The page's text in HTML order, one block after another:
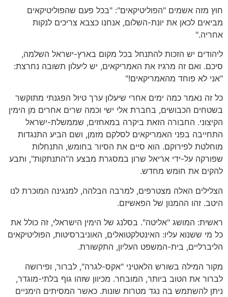
חוץ מזה אשמים "הפוליטיקאים": "בכל פעם שהפוליטיקאים
מביאים לכאן את יונת-השלום, אנחנו כצבא צריכים לנקות
אחריה."
ליהודים יש הזכות להתנחל בכל מקום בארץ-ישראל השלמה,
סיכם. ואם זה מרגיז את האמריקאים, יש ליעלון תשובה נחרצת:
"אני לא פוחד מהאמריקאים!"
כל זה נאמר כמה ימים אחרי שיעלון ערך טיול הפגנתי מתוקשר
בשטחים הכבושים, בחברת אלי ישי וכמה שרים אחרים מן הימין
הקיצוני. החבורה הזאת ביקרה במאחזים, שממשלת-ישראל
התחייבה בפני האמריקאים לסלקם מזמן, ושם הביע התנגדות
מוחלטת לפירוקם. הוא סיים את הסיור בחומש, התנחלות
שפורקה על-ידי אריאל שרון במסגרת מבצע ה"התנתקות", ותבע
להקים את חומש מחדש.
הצלילים האלה מצטרפים, למרבה הבלהה, למנגינה המוכרת לנו
היטב. זהו ההמנון של הפאשיזם.
ראשית: המושג "אליטה". בסלנג של הימין הישראלי, זה כולל את
כל מי ששנוא עליו: האינטלקטואלים, האוניברסיטות, הפוליטיקאים
הליברליים, בית-המשפט העליון, התקשורת.
מקור המילה בשורש הלאטיני "אקס-לגרה", לברור, ופירושה
לברור את הטוב ביותר, המובחר. מכיוון שזהו גוף בלתי-מוגדר,
ניתן להשתמש בה נגד מטרות שונות. כאשר המסיתים הימניים